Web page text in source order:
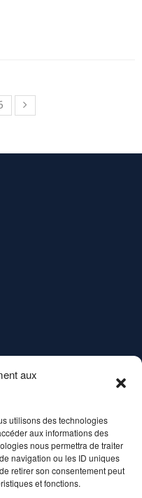
aux
utilisons des technologies
aux informations des
nous permettra de traiter
navigation ou les ID uniques
retirer son consentement peut
et fonctions.
PUBLIC